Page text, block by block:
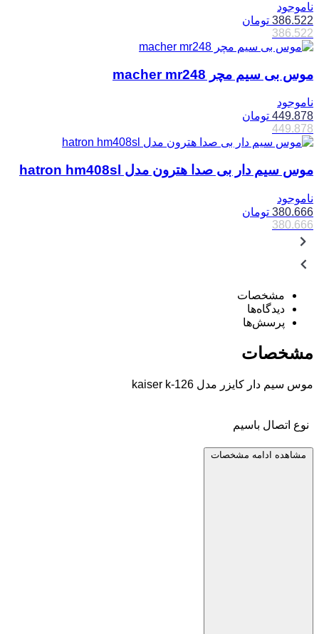
ناموجود
386.522 تومان
386.522
موس بی سیم مچر macher mr248
ناموجود
449.878 تومان
449.878
موس سیم دار بی صدا هترون مدل hatron hm408sl
ناموجود
380.666 تومان
380.666
مشخصات
دیدگاه‌ها
پرسش‌ها
مشخصات
موس سیم دار کایزر مدل kaiser k-126
نوع اتصال باسیم
مشاهده ادامه مشخصات